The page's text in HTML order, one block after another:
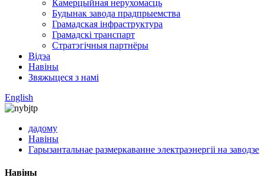
Камерцыйная нерухомасць
Будынак завода прадпрыемства
Грамадская інфраструктура
Грамадскі транспарт
Стратэгічныя партнёры
Відэа
Навіны
Звяжыцеся з намі
English
дадому
Навіны
Гарызантальнае размеркаванне электраэнергіі на заводзе
Навіны